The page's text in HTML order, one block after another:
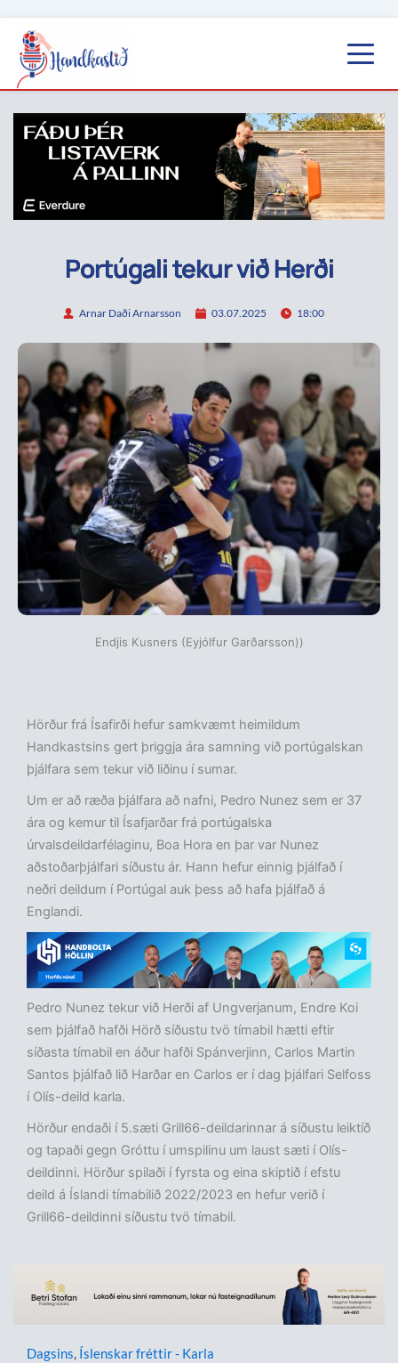
Portúgali tekur við Herði
Arnar Daði Arnarsson 03.07.2025 18:00
Endjis Kusners (Eyjólfur Garðarsson))
Hörður frá Ísafirði hefur samkvæmt heimildum
Handkastsins gert þriggja ára samning við portúgalskan
þjálfara sem tekur við liðinu í sumar.
Um er að ræða þjálfara að nafni, Pedro Nunez sem er 37
ára og kemur til Ísafjarðar frá portúgalska
úrvalsdeildarfélaginu, Boa Hora en þar var Nunez
aðstoðarþjálfari síðustu ár. Hann hefur einnig þjálfað í
neðri deildum í Portúgal auk þess að hafa þjálfað á
Englandi.
Pedro Nunez tekur við Herði af Ungverjanum, Endre Koi
sem þjálfað hafði Hörð síðustu tvö tímabil hætti eftir
síðasta tímabil en áður hafði Spánverjinn, Carlos Martin
Santos þjálfað lið Harðar en Carlos er í dag þjálfari Selfoss
í Olís-deild karla.
Hörður endaði í 5.sæti Grill66-deildarinnar á síðustu leiktíð
og tapaði gegn Gróttu í umspilinu um laust sæti í Olís-
deildinni. Hörður spilaði í fyrsta og eina skiptið í efstu
deild á Íslandi tímabilið 2022/2023 en hefur verið í
Grill66-deildinni síðustu tvö tímabil.
Dagsins, Íslenskar fréttir - Karla